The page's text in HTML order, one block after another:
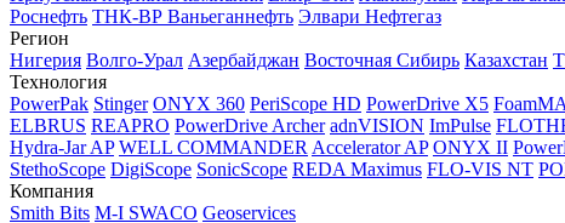
Роснефть ТНК-ВР Ваньеганнефть Элвари Нефтегаз
Регион
Нигерия Волго-Урал Азербайджан Восточная Сибирь Казахстан
Технология
PowerPak Stinger ONYX 360 PeriScope HD PowerDrive X5
ELBRUS REAPRO PowerDrive Archer adnVISION ImPulse
Hydra-Jar AP WELL COMMANDER Accelerator AP ONYX II
StethoScope DigiScope SonicScope REDA Maximus FLO-VIS NT
Компания
Smith Bits M-I SWACO Geoservices